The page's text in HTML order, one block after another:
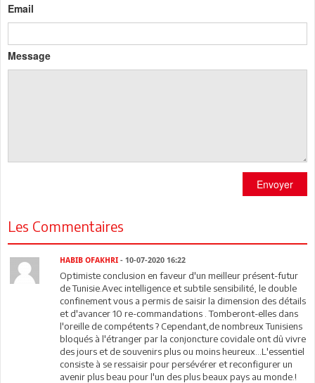
Email
Message
Envoyer
Les Commentaires
HABIB OFAKHRI - 10-07-2020 16:22
Optimiste conclusion en faveur d'un meilleur présent-futur
de Tunisie.Avec intelligence et subtile sensibilité, le double
confinement vous a permis de saisir la dimension des détails
et d'avancer 10 re-commandations . Tomberont-elles dans
l'oreille de compétents ? Cependant,de nombreux Tunisiens
bloqués à l'étranger par la conjoncture covidale ont dû vivre
des jours et de souvenirs plus ou moins heureux...L'essentiel
consiste à se ressaisir pour persévérer et reconfigurer un
avenir plus beau pour l'un des plus beaux pays au monde.!